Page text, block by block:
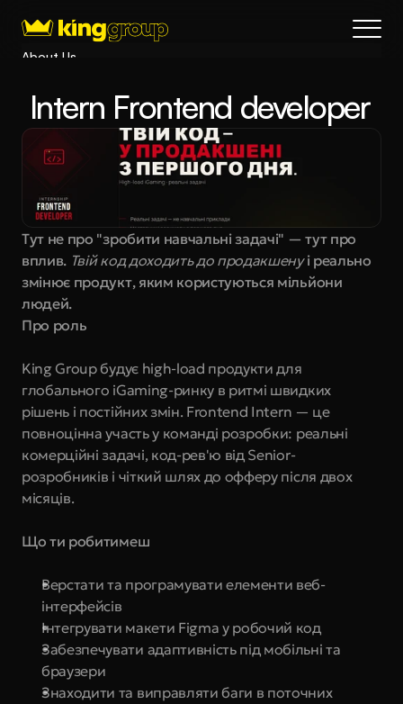
About Us
Services
Process
Coming Soon
Legal
404
Book a call
Intern Frontend developer
Тут не про "зробити навчальні задачі" — тут про
вплив. Твій код доходить до продакшену і реально
змінює продукт, яким користуються мільйони
людей.
Про роль
King Group будує high-load продукти для
глобального iGaming-ринку в ритмі швидких
рішень і постійних змін. Frontend Intern — це
повноцінна участь у команді розробки: реальні
комерційні задачі, код-рев'ю від Senior-
розробників і чіткий шлях до офферу після двох
місяців.
Що ти робитимеш
Верстати та програмувати елементи веб-
інтерфейсів
Інтегрувати макети Figma у робочий код
Забезпечувати адаптивність під мобільні та
браузери
Знаходити та виправляти баги в поточних